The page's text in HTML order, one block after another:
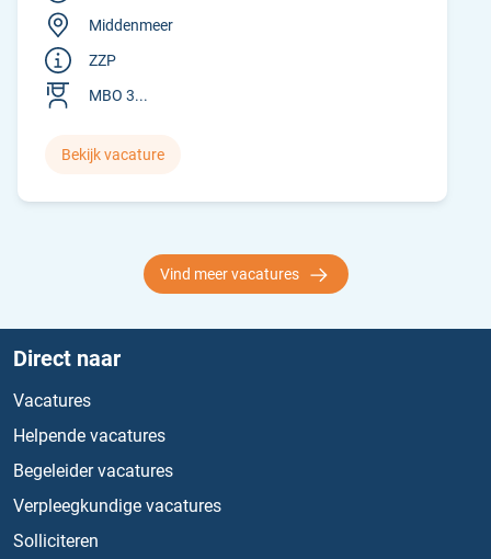
Middenmeer
ZZP
MBO 3...
Bekijk vacature
Vind meer vacatures
Direct naar
Vacatures
Helpende vacatures
Begeleider vacatures
Verpleegkundige vacatures
Solliciteren